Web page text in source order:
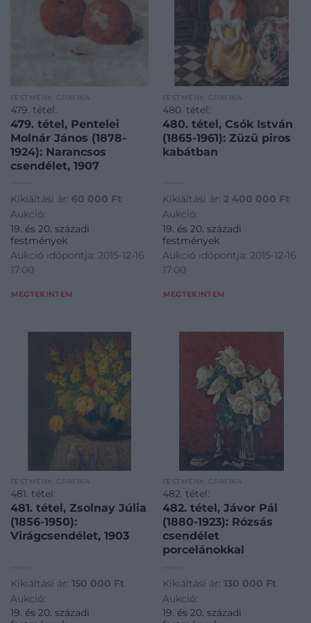
FESTMÉNY, GRAFIKA
479. tétel:
479. tétel, Pentelei
Molnár János (1878-
1924): Narancsos
csendélet, 1907
Kikiáltási ár: 60 000 Ft
Aukció:
19. és 20. századi
festmények
Aukció időpontja: 2015-12-16
17:00
MEGTEKINTEM
FESTMÉNY, GRAFIKA
480. tétel:
480. tétel, Csók István
(1865-1961): Züzü piros
kabátban
Kikiáltási ár: 2 400 000 Ft
Aukció:
19. és 20. századi
festmények
Aukció időpontja: 2015-12-16
17:00
MEGTEKINTEM
FESTMÉNY, GRAFIKA
481. tétel:
481. tétel, Zsolnay Júlia
(1856-1950):
Virágcsendélet, 1903
Kikiáltási ár: 150 000 Ft
Aukció:
19. és 20. századi
FESTMÉNY, GRAFIKA
482. tétel:
482. tétel, Jávor Pál
(1880-1923): Rózsás
csendélet
porcelánokkal
Kikiáltási ár: 130 000 Ft
Aukció:
19. és 20. századi